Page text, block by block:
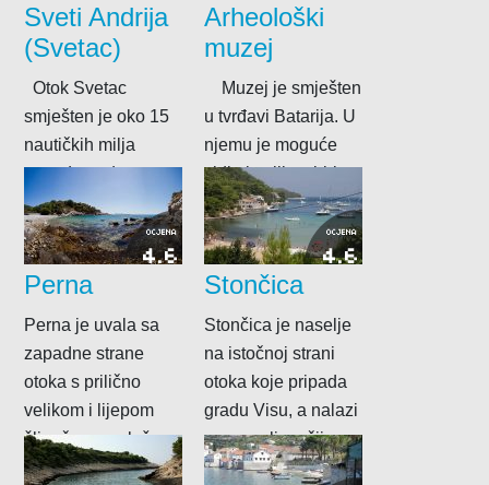
Sveti Andrija
(Svetac)
Otok Svetac
smješten je oko 15
nautičkih milja
zapadno od
Komiže, a površina
mu je oko 4...
Arheološki
muzej
Muzej je smješten
u tvrđavi Batarija. U
njemu je moguće
vidjeti veliku zbirku
izronjenih amfora
jedinstveno...
OCJENA
4.6
Perna
Perna je uvala sa
zapadne strane
otoka s prilično
velikom i lijepom
šljunčanom plažom.
Iznad plaže je
OCJENA
4.6
Stončica
Stončica je naselje
na istočnoj strani
otoka koje pripada
gradu Visu, a nalazi
se u uvali na čijem...